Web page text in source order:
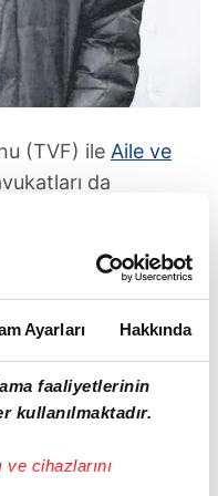
Ayarları Hakkında
faaliyetlerinin
kullanılmaktadır.
ve cihazlarını
(TVF) ile Aile ve
da
ilişkin
hukuki anlam ve
ilgili davranışlarını
derecede
ilişkin cezai
kaydedildi.
Karar, sosyal
tutuldu.